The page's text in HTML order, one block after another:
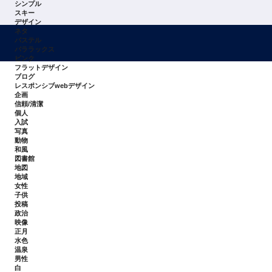
シンプル
スキー
デザイン
ネタ
パステル
パララックス
ピンク
フラットデザイン
ブログ
レスポンシブwebデザイン
企画
信頼/清潔
個人
入試
写真
動物
和風
図書館
地図
地域
女性
子供
投稿
政治
映像
正月
水色
温泉
男性
白